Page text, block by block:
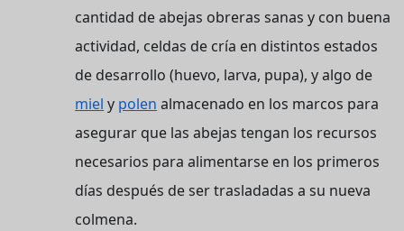
cantidad de abejas obreras sanas y con buena
actividad, celdas de cría en distintos estados
de desarrollo (huevo, larva, pupa), y algo de
miel y polen almacenado en los marcos para
asegurar que las abejas tengan los recursos
necesarios para alimentarse en los primeros
días después de ser trasladadas a su nueva
colmena.